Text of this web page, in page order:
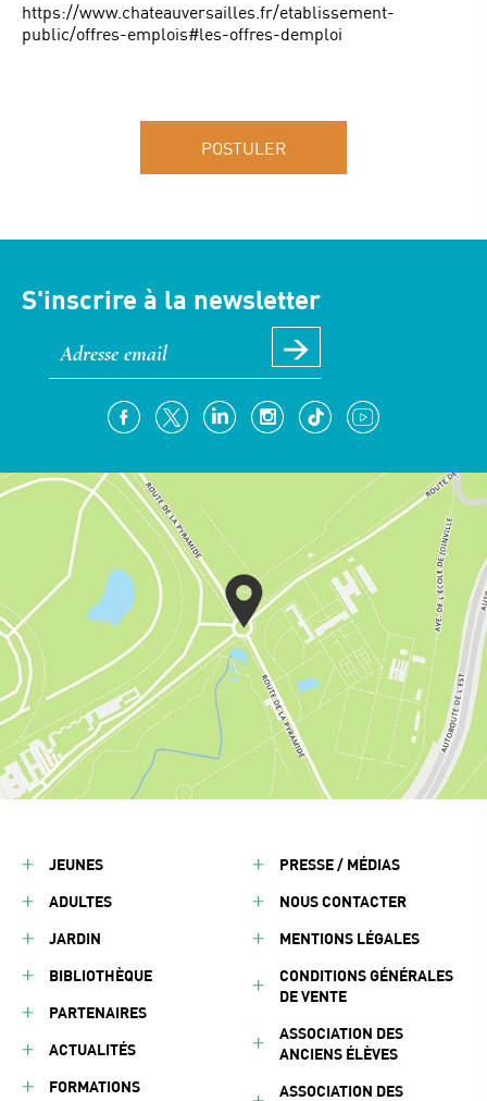
https://www.chateauversailles.fr/etablissement-
public/offres-emplois#les-offres-demploi
POSTULER
S'inscrire à la newsletter
JEUNES
ADULTES
JARDIN
BIBLIOTHÈQUE
PARTENAIRES
ACTUALITÉS
FORMATIONS
PRESSE / MÉDIAS
NOUS CONTACTER
MENTIONS LÉGALES
CONDITIONS GÉNÉRALES
DE VENTE
ASSOCIATION DES
ANCIENS ÉLÈVES
ASSOCIATION DES